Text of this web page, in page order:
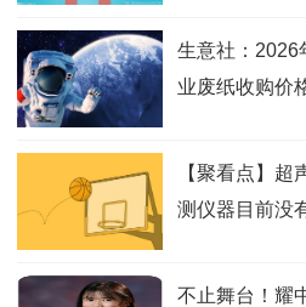
生意社：2026
业废纸收购价
【聚看点】
测仪器目前没
不止舞台！耀